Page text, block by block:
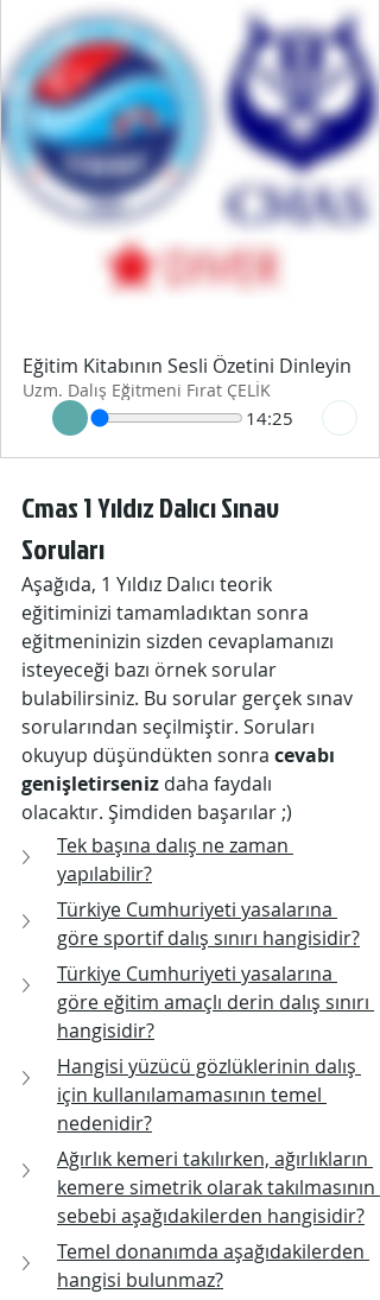
Eğitim Kitabının Sesli Özetini Dinleyin
Uzm. Dalış Eğitmeni Fırat ÇELİK
14:25
Cmas 1 Yıldız Dalıcı Sınav
Soruları
Aşağıda, 1 Yıldız Dalıcı teorik
eğitiminizi tamamladıktan sonra
eğitmeninizin sizden cevaplamanızı
isteyeceği bazı örnek sorular
bulabilirsiniz. Bu sorular gerçek sınav
sorularından seçilmiştir. Soruları
okuyup düşündükten sonra cevabı
genişletirseniz daha faydalı
olacaktır. Şimdiden başarılar ;)
Tek başına dalış ne zaman
yapılabilir?
Türkiye Cumhuriyeti yasalarına
göre sportif dalış sınırı hangisidir?
Türkiye Cumhuriyeti yasalarına
göre eğitim amaçlı derin dalış sınırı
hangisidir?
Hangisi yüzücü gözlüklerinin dalış
için kullanılamamasının temel
nedenidir?
Ağırlık kemeri takılırken, ağırlıkların
kemere simetrik olarak takılmasının
sebebi aşağıdakilerden hangisidir?
Temel donanımda aşağıdakilerden
hangisi bulunmaz?